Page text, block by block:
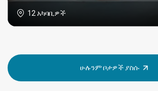
12 አካባቢዎች
ሁሉንም ቦታዎች ያስሱ